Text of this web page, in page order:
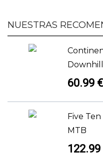
NUESTRAS
60.99 €
Five
MTB
122.99